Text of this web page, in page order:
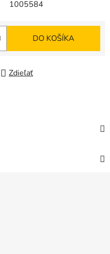
1005584
DO KOŠÍKA
Zdieľať